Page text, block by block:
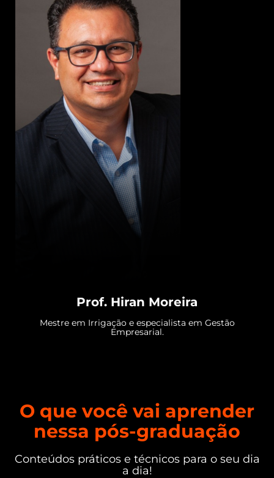
Prof. Hiran Moreira
Mestre em Irrigação e especialista em Gestão
Empresarial.
O que você vai aprender
nessa pós-graduação
Conteúdos práticos e técnicos para o seu dia
a dia!